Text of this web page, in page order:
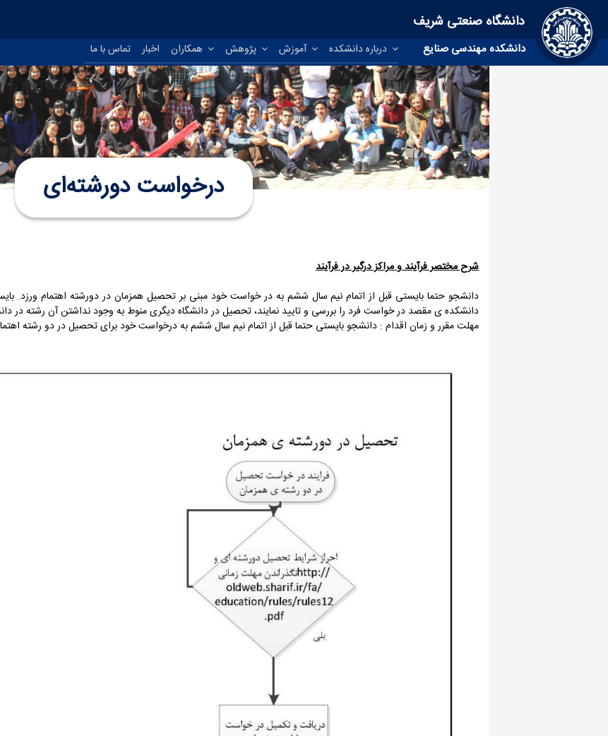
دانشگاه صنعتی شریف
دانشکده مهندسی صنایع درباره دانشکده آموزش پژوهش همکاران اخبار تماس با ما
درخواست دورشته‌ای
شرح مختصر فرآیند و مراکز درگیر در فرآیند
دانشجو حتما بایستی قبل از اتمام نیم سال ششم به در خواست خود مبنی بر تحصیل همزمان در دورشته اهتمام ورزد.
دانشکده ی مقصد در خواست فرد را بررسی و تایید نمایند، تحصیل در دانشگاه دیگری منوط به وجود نداشتن آن رشته در
مهلت مقرر و زمان اقدام : دانشجو بایستی حتما قبل از اتمام نیم سال ششم به درخواست خود برای تحصیل در دو رشته